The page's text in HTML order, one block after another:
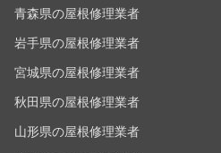
青森県の屋根修理業者
岩手県の屋根修理業者
宮城県の屋根修理業者
秋田県の屋根修理業者
山形県の屋根修理業者